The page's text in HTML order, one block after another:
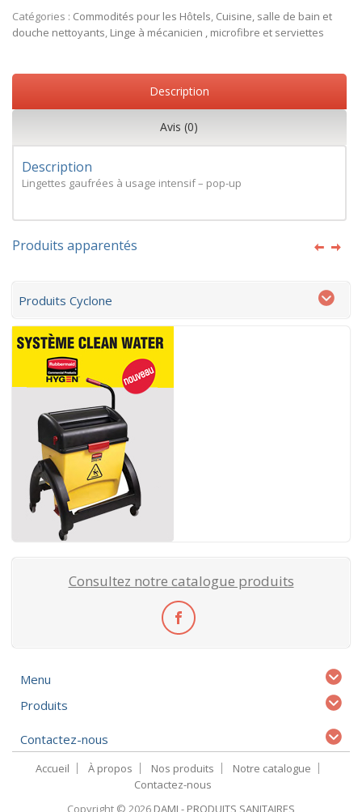
Catégories : Commodités pour les Hôtels Cuisine, salle de bain et
douche nettoyants Linge à mécanicien , microfibre et serviettes
Description
Avis (0)
Description
Lingettes gaufrées à usage intensif – pop-up
Produits apparentés
Produits Cyclone
Consultez notre catalogue produits
Menu
Produits
Contactez-nous
Accueil À propos Nos produits
Notre catalogue
Contactez-nous
Copyright © 2026 DAMI - PRODUITS SANITAIRES